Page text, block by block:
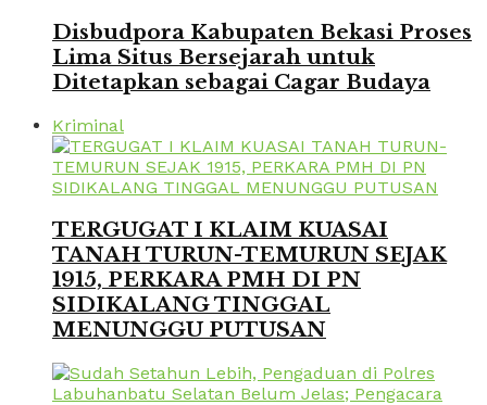
Disbudpora Kabupaten Bekasi Proses
Lima Situs Bersejarah untuk
Ditetapkan sebagai Cagar Budaya
Kriminal
TERGUGAT I KLAIM KUASAI
TANAH TURUN-TEMURUN SEJAK
1915, PERKARA PMH DI PN
SIDIKALANG TINGGAL
MENUNGGU PUTUSAN